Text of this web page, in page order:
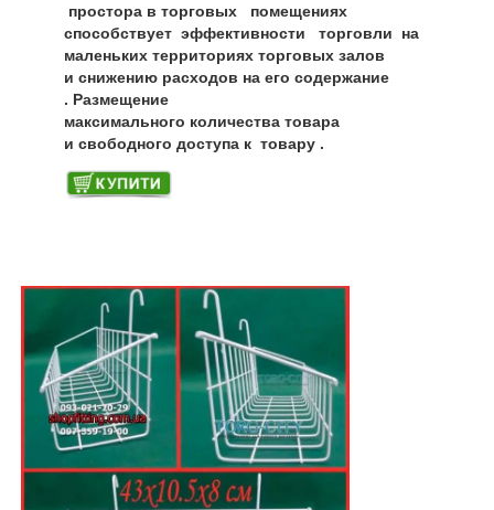
простора в торговых помещениях
способствует эффективности торговли на
маленьких территориях торговых залов
и снижению расходов на его содержание
. Размещение
максимального количества товара
и свободного доступа к товару .